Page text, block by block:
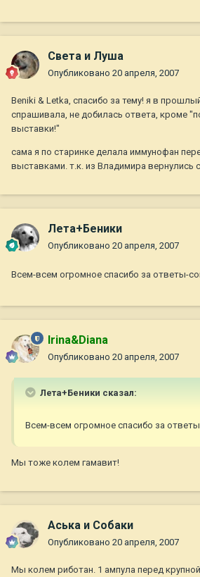
Света и Луша
Опубликовано 20 апреля, 2007
Beniki & Letka, спасибо за тему! я в
спрашивала, не добилась ответа, кроме
выставки!"
сама я по старинке делала иммунофан
выставками. т.к. из Владимира вернулись
Лета+Беники
Опубликовано 20 апреля, 2007
Всем-всем огромное спасибо за ответы-
Irina&Diana
Опубликовано 20 апреля, 2007
Лета+Беники сказал:
Всем-всем огромное спасибо за
Мы тоже колем гамавит!
Аська и Собаки
Опубликовано 20 апреля, 2007
Мы колем риботан. 1 ампула перед